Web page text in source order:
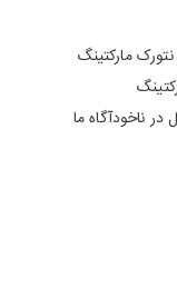
مارکتینگ
ناخودآگاه ما